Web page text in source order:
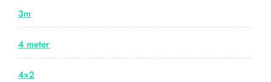
3m
4 meter
4×2